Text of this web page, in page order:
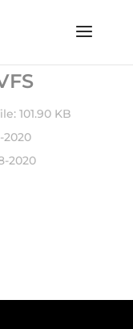
101.90 KB
2020
2020